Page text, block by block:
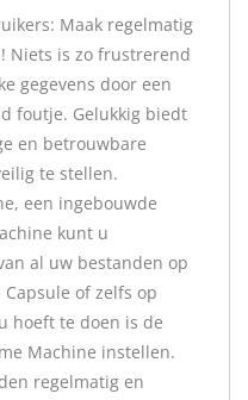
Maak regelmatig
Niets is zo frustrerend
gegevens door een
foutje. Gelukkig biedt
en betrouwbare
te stellen.
een ingebouwde
kunt u
al uw bestanden op
of zelfs op
hoeft te doen is de
Machine instellen.
regelmatig en